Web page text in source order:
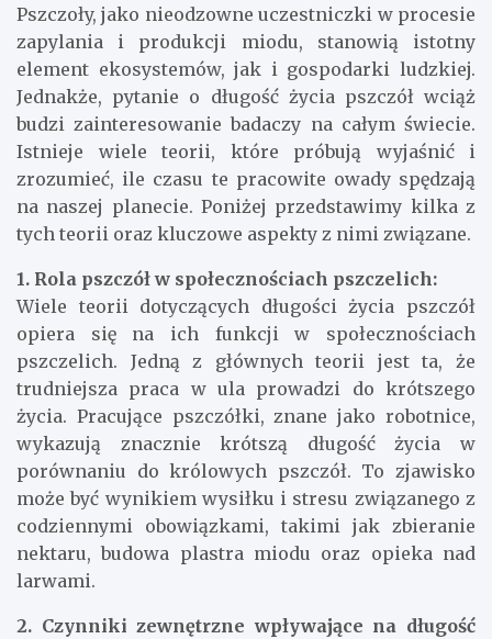
Pszczoły, jako nieodzowne uczestniczki w procesie
zapylania i produkcji miodu, stanowią istotny
element ekosystemów, jak i gospodarki ludzkiej.
Jednakże, pytanie o długość życia pszczół wciąż
budzi zainteresowanie badaczy na całym świecie.
Istnieje wiele teorii, które próbują wyjaśnić i
zrozumieć, ile czasu te pracowite owady spędzają
na naszej planecie. Poniżej przedstawimy kilka z
tych teorii oraz kluczowe aspekty z nimi związane.
1. Rola pszczół w społecznościach pszczelich:
Wiele teorii dotyczących długości życia pszczół
opiera się na ich funkcji w społecznościach
pszczelich. Jedną z głównych teorii jest ta, że
trudniejsza praca w ula prowadzi do krótszego
życia. Pracujące pszczółki, znane jako robotnice,
wykazują znacznie krótszą długość życia w
porównaniu do królowych pszczół. To zjawisko
może być wynikiem wysiłku i stresu związanego z
codziennymi obowiązkami, takimi jak zbieranie
nektaru, budowa plastra miodu oraz opieka nad
larwami.
2. Czynniki zewnętrzne wpływające na długość